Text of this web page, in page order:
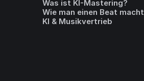
Was ist KI-Mastering?
Wie man einen Beat macht
KI & Musikvertrieb